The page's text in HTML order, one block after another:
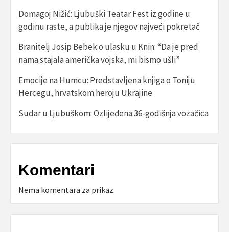
Domagoj Nižić: Ljubuški Teatar Fest iz godine u
godinu raste, a publika je njegov najveći pokretač
Branitelj Josip Bebek o ulasku u Knin: “Da je pred
nama stajala američka vojska, mi bismo ušli”
Emocije na Humcu: Predstavljena knjiga o Toniju
Hercegu, hrvatskom heroju Ukrajine
Sudar u Ljubuškom: Ozlijeđena 36-godišnja vozačica
Komentari
Nema komentara za prikaz.